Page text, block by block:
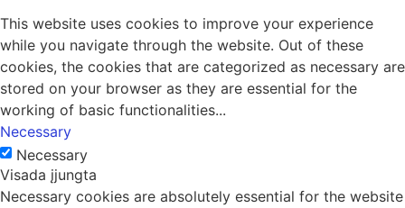
This website uses cookies to improve your experience
while you navigate through the website. Out of these
cookies, the cookies that are categorized as necessary are
stored on your browser as they are essential for the
working of basic functionalities...
Necessary
Necessary
Visada įjungta
Necessary cookies are absolutely essential for the website